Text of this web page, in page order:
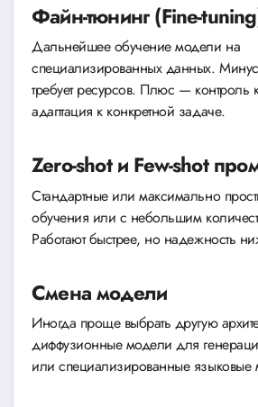
Файн-тюнинг (Fine-
Дальнейшее обучение модели на
специализированных данных.
требует ресурсов. Плюс — контроль
адаптация к конкретной задаче.
Zero-shot и Few-shot
Стандартные или максимально
обучения или с небольшим
Работают быстрее, но надежность
Смена модели
Иногда проще выбрать другую
диффузионные модели для
или специализированные